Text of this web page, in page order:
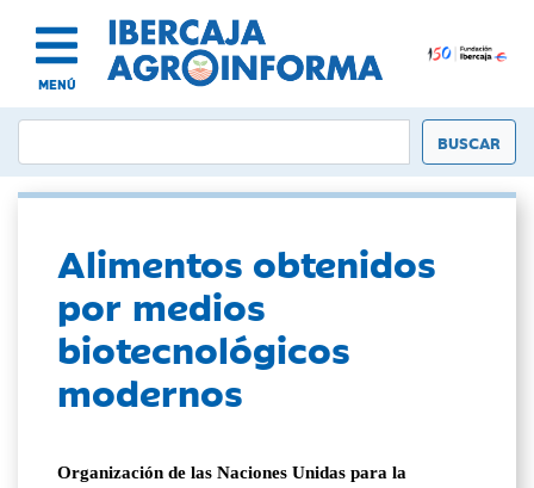
MENÚ
Alimentos obtenidos
por medios
biotecnológicos
modernos
Organización de las Naciones Unidas para la